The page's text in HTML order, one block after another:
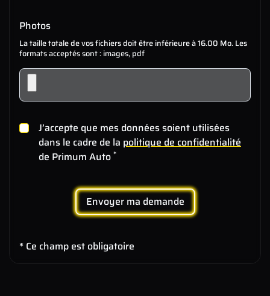
Photos
La taille totale de vos fichiers doit être inférieure à 16.00 Mo. Les
formats acceptés sont : images, pdf
J’accepte que mes données soient utilisées
dans le cadre de la politique de confidentialité
de Primum Auto *
Envoyer ma demande
* Ce champ est obligatoire